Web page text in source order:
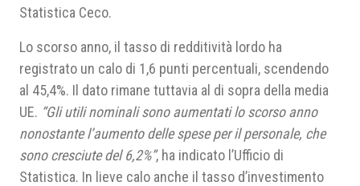
Statistica Ceco.
Lo scorso anno, il tasso di redditività lordo ha
registrato un calo di 1,6 punti percentuali, scendendo
al 45,4%. Il dato rimane tuttavia al di sopra della media
UE. “Gli utili nominali sono aumentati lo scorso anno
nonostante l’aumento delle spese per il personale, che
sono cresciute del 6,2%”, ha indicato l’Ufficio di
Statistica. In lieve calo anche il tasso d’investimento